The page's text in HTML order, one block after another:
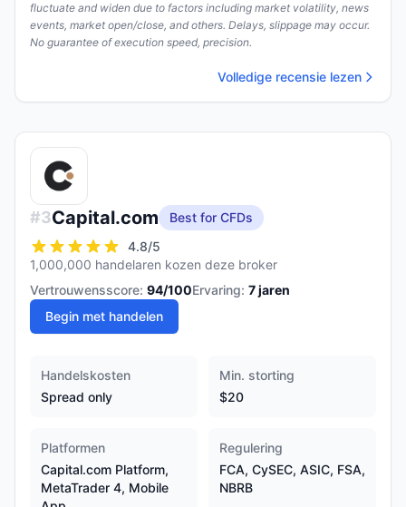
fluctuate and widen due to factors including market volatility, news
events, market open/close, and others. Delays, slippage may occur.
No guarantee of execution speed, precision.
Volledige recensie lezen
#3Capital.com
Best for CFDs
4.8/5
1,000,000 handelaren kozen deze broker
Vertrouwensscore: 94/100Ervaring: 7jaren
Begin met handelen
Handelskosten
Spread only
Min. storting
$20
Platformen
Capital.com Platform,
MetaTrader 4, Mobile
Regulering
FCA, CySEC, ASIC, FSA,
NBRB